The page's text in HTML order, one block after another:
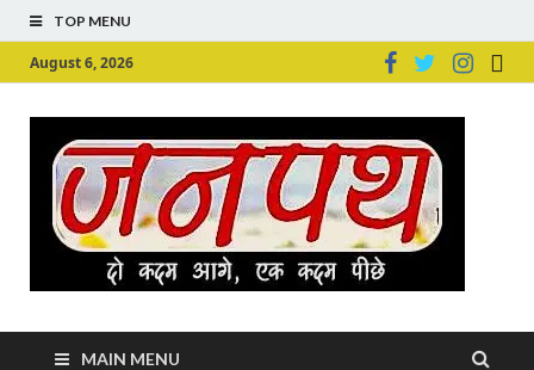
TOP MENU
August 6, 2026
MAIN MENU